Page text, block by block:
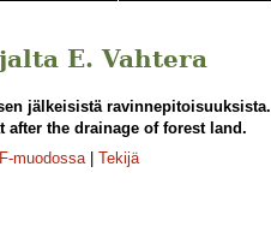
E. Vahtera
jälkeisistä ravinnepitoisuuksista.
after the drainage of forest land.
muodossa| Tekijä